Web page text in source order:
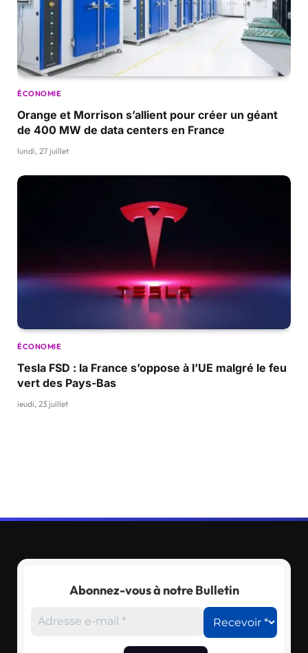
ÉCONOMIE
Orange et Morrison s’allient pour créer un géant
de 400 MW de data centers en France
lundi, 27 juillet
ÉCONOMIE
Tesla FSD : la France s’oppose à l’UE malgré le feu
vert des Pays-Bas
jeudi, 23 juillet
Abonnez-vous à notre Bulletin